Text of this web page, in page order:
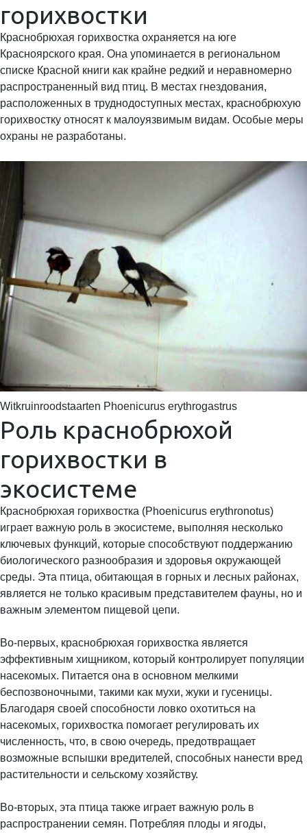
горихвостки
Краснобрюхая горихвостка охраняется на юге
Красноярского края. Она упоминается в региональном
списке Красной книги как крайне редкий и неравномерно
распространенный вид птиц. В местах гнездования,
расположенных в труднодоступных местах, краснобрюхую
горихвостку относят к малоуязвимым видам. Особые меры
охраны не разработаны.
Witkruinroodstaarten Phoenicurus erythrogastrus
Роль краснобрюхой
горихвостки в
экосистеме
Краснобрюхая горихвостка (Phoenicurus erythronotus)
играет важную роль в экосистеме, выполняя несколько
ключевых функций, которые способствуют поддержанию
биологического разнообразия и здоровья окружающей
среды. Эта птица, обитающая в горных и лесных районах,
является не только красивым представителем фауны, но и
важным элементом пищевой цепи.
Во-первых, краснобрюхая горихвостка является
эффективным хищником, который контролирует популяции
насекомых. Питается она в основном мелкими
беспозвоночными, такими как мухи, жуки и гусеницы.
Благодаря своей способности ловко охотиться на
насекомых, горихвостка помогает регулировать их
численность, что, в свою очередь, предотвращает
возможные вспышки вредителей, способных нанести вред
растительности и сельскому хозяйству.
Во-вторых, эта птица также играет важную роль в
распространении семян. Потребляя плоды и ягоды,